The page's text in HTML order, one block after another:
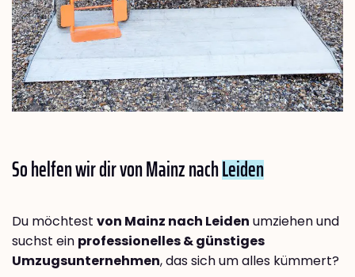
So helfen wir dir von Mainz nachLeiden
Du möchtest von Mainz nach Leiden umziehen und
suchst ein professionelles & günstiges
Umzugsunternehmen, das sich um alles kümmert?